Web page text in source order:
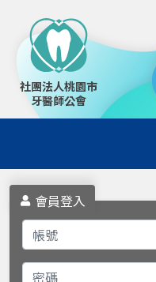
社團法人桃園市
牙醫師公會
會員登入